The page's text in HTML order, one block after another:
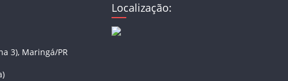
3), Maringá/PR
Localização: